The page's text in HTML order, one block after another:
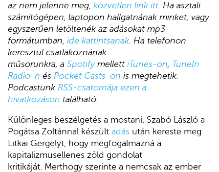
az nem jelenne meg, közvetlen link itt. Ha asztali
számítógépen, laptopon hallgatnának minket, vagy
egyszerűen letöltenék az adásokat mp3-
formátumban, ide kattintsanak. Ha telefonon
keresztül csatlakoznának
műsorunkra, a Spotifymellett iTunes-on, TuneIn
Radio-n és Pocket Casts-on is megtehetik.
Podcastunk RSS-csatornája ezen a
hivatkozáson található.
Különleges beszélgetés a mostani. Szabó László a
Pogátsa Zoltánnal készült adás után kereste meg
Litkai Gergelyt, hogy megfogalmazná a
kapitalizmusellenes zöld gondolat
kritikáját. Merthogy szerinte a nemcsak az ember